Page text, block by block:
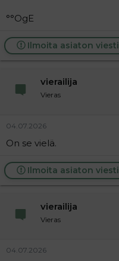
°°OgE
Ilmoita asiaton viesti
vierailija
Vieras
04.07.2026
On se vielä.
Ilmoita asiaton viesti
vierailija
Vieras
04.07.2026